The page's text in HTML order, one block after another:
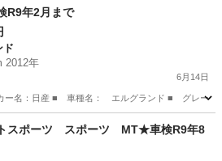
R9年2月まで
ド
2012年
6月14日
名：日産 ■ 車種名： エルグランド ■ グレード
エルグランド
スポーツ スポーツ MT★車検R9年8